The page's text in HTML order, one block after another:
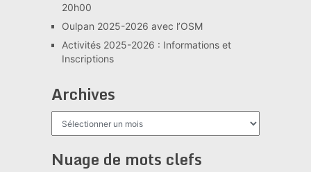
20h00
Oulpan 2025-2026 avec l’OSM
Activités 2025-2026 : Informations et
Inscriptions
Archives
Nuage de mots clefs